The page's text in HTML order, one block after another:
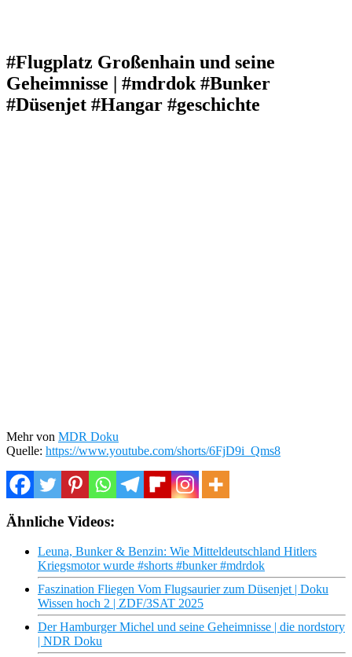
#Flugplatz Großenhain und seine
Geheimnisse | #mdrdok #Bunker
#Düsenjet #Hangar #geschichte
Mehr von MDR Doku
Quelle: https://www.youtube.com/shorts/6FjD9i_Qms8
Ähnliche Videos:
Leuna, Bunker & Benzin: Wie Mitteldeutschland Hitlers
Kriegsmotor wurde #shorts #bunker #mdrdok
Faszination Fliegen Vom Flugsaurier zum Düsenjet | Doku
Wissen hoch 2 | ZDF/3SAT 2025
Der Hamburger Michel und seine Geheimnisse | die nordstory
| NDR Doku